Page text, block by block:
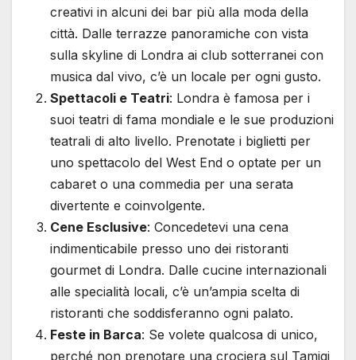
creativi in alcuni dei bar più alla moda della
città. Dalle terrazze panoramiche con vista
sulla skyline di Londra ai club sotterranei con
musica dal vivo, c’è un locale per ogni gusto.
Spettacoli e Teatri: Londra è famosa per i
suoi teatri di fama mondiale e le sue produzioni
teatrali di alto livello. Prenotate i biglietti per
uno spettacolo del West End o optate per un
cabaret o una commedia per una serata
divertente e coinvolgente.
Cene Esclusive: Concedetevi una cena
indimenticabile presso uno dei ristoranti
gourmet di Londra. Dalle cucine internazionali
alle specialità locali, c’è un’ampia scelta di
ristoranti che soddisferanno ogni palato.
Feste in Barca: Se volete qualcosa di unico,
perché non prenotare una crociera sul Tamigi